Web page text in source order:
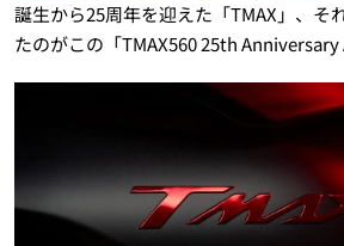
誕生から25周年を迎えた「TMAX」、そ
たのがこの「TMAX560 25th Anniversary